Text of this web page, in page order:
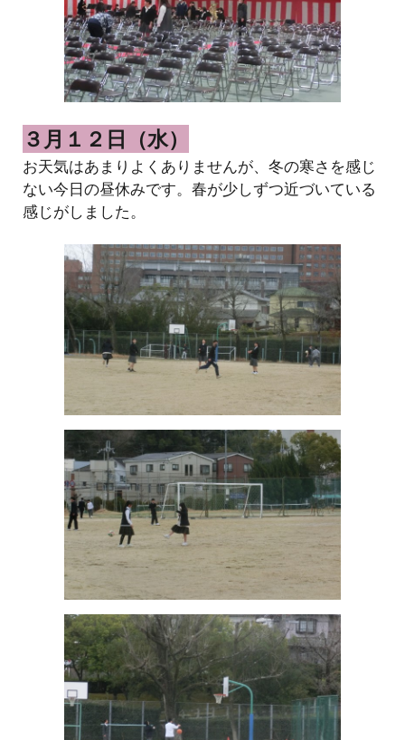
３月１２日（水）
お天気はあまりよくありませんが、冬の寒さを感じ
ない今日の昼休みです。春が少しずつ近づいている
感じがしました。